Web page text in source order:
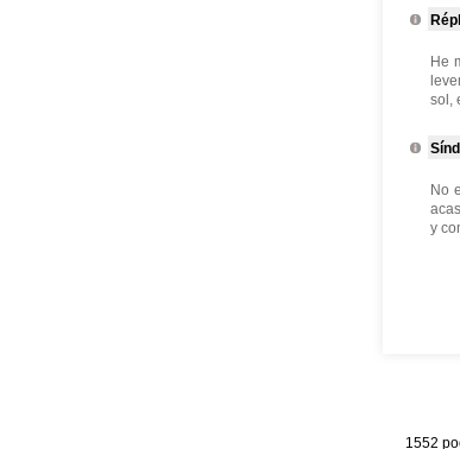
He
sol,
No
y
1552